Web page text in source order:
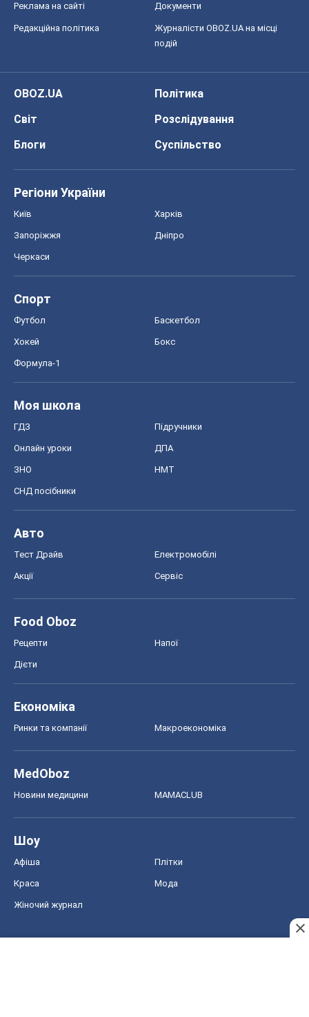
Реклама на сайті Документи
Редакційна політика
Журналісти OBOZ.UA на місці
подій
OBOZ.UA
Політика
Світ
Розслідування
Блоги
Суспільство
Регіони України
Київ Харків
Запоріжжя Дніпро
Черкаси
Спорт
Футбол Баскетбол
Хокей Бокс
Формула-1
Моя школа
ГДЗ Підручники
Онлайн уроки ДПА
ЗНО НМТ
СНД посібники
Авто
Тест Драйв Електромобілі
Акції Сервіс
Food Oboz
Рецепти Напої
Дієти
Економіка
Ринки та компанії Макроекономіка
MedOboz
Новини медицини MAMACLUB
Шоу
Афіша Плітки
Краса Мода
Жіночий журнал